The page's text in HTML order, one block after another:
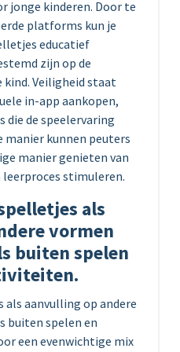
jonge kinderen. Door te
platforms kun je
educatief
zijn op de
Veiligheid staat
in-app aankopen,
die de speelervaring
manier kunnen peuters
manier genieten van
stimuleren.
als
vormen
buiten spelen
aanvulling op andere
buiten spelen en
een evenwichtige mix